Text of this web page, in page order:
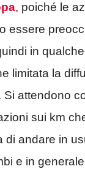
, poiché le
essere
in
limitata la
Si attendono
sui km
di andare in
e in generale